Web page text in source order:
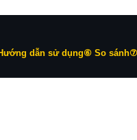
dẫn sử dụng⑥ So sánh